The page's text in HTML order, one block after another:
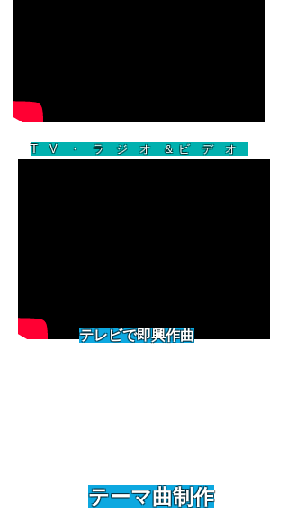
TV ・ ラ ジ オ ＆ ビ デ オ
​テレビで即興作曲
​テーマ曲制作